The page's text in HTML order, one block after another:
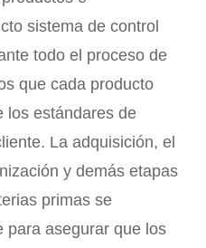
sistema de control
todo el proceso de
que cada producto
los estándares de
La adquisición, el
y demás etapas
primas se
para asegurar que los